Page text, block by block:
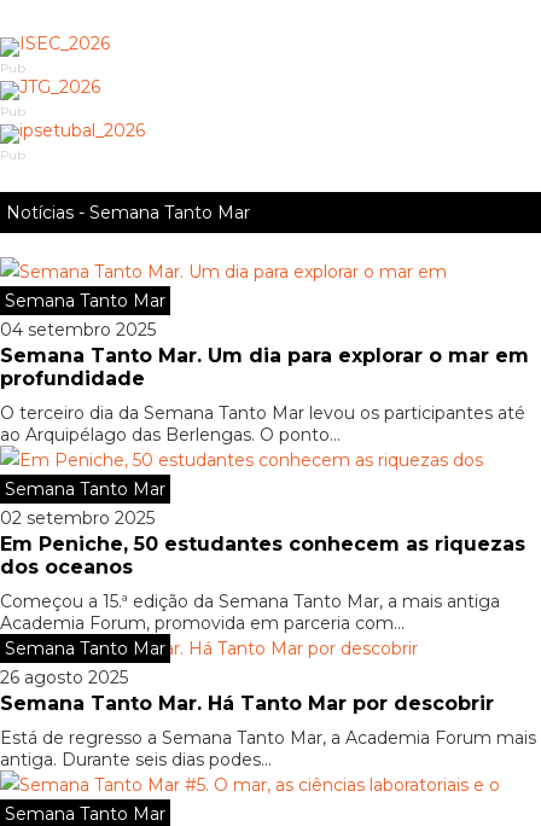
Pub
Pub
Pub
Notícias - Semana Tanto Mar
Semana Tanto Mar
04 setembro 2025
Semana Tanto Mar. Um dia para explorar o mar em
profundidade
O terceiro dia da Semana Tanto Mar levou os participantes até
ao Arquipélago das Berlengas. O ponto...
Semana Tanto Mar
02 setembro 2025
Em Peniche, 50 estudantes conhecem as riquezas
dos oceanos
Começou a 15.ª edição da Semana Tanto Mar, a mais antiga
Academia Forum, promovida em parceria com...
Semana Tanto Mar
26 agosto 2025
Semana Tanto Mar. Há Tanto Mar por descobrir
Está de regresso a Semana Tanto Mar, a Academia Forum mais
antiga. Durante seis dias podes...
Semana Tanto Mar